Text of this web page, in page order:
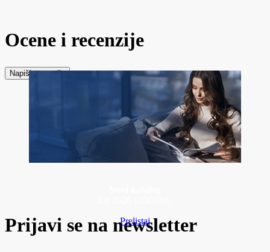
Ocene i recenzije
Napiši recenziju
Prelistaj
Prijavi se na newsletter